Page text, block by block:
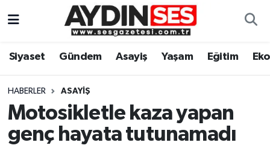
Siyaset Gündem Asayiş Yaşam Eğitim
HABERLER ASAYIŞ
Motosikletle kaza yapan
genç hayata tutunamadı
Gündem
Siyaset
Ekonomi
Aydın Hava Durumu
Aydin Namaz Vakitleri
Aydın Trafik Yoğunluk Haritası